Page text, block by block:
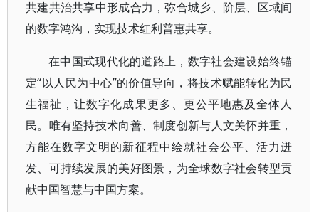
共建共治共享中形成合力，弥合城乡、阶层、区域间
的数字鸿沟，实现技术红利普惠共享。
在中国式现代化的道路上，数字社会建设始终锚
定“以人民为中心”的价值导向，将技术赋能转化为民
生福祉，让数字化成果更多、更公平地惠及全体人
民。唯有坚持技术向善、制度创新与人文关怀并重，
方能在数字文明的新征程中绘就社会公平、活力迸
发、可持续发展的美好图景，为全球数字社会转型贡
献中国智慧与中国方案。